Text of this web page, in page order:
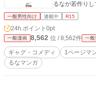
るなが若作りし
一般男性向け 連載中 R15
24h.ポイント 0pt
一般漫画 8,562 位 / 8,562件 一般
ギャグ・コメディ 1ページマ
るなマンガ